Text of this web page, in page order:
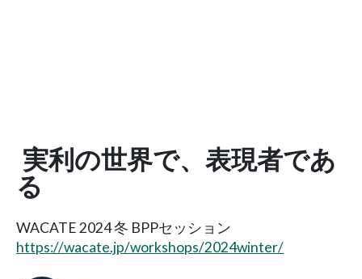
実利の世界で、表現者であ
る
WACATE 2024 冬 BPPセッション
https://wacate.jp/workshops/2024winter/